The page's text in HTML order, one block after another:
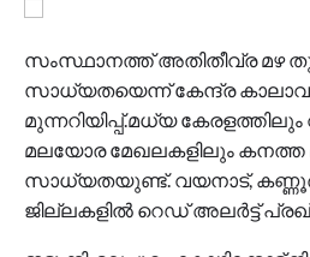
സംസ്ഥാനത്ത് അതിതീവ്ര മഴ
സാധ്യതയെന്ന് കേന്ദ്ര
മുന്നറിയിപ്പ്.മധ്യ
മലയോര മേഖലകളിലും കനത്ത
സാധ്യതയുണ്ട്. വയനാട്,
ജില്ലകളിൽ റെഡ് അലർട്ട്